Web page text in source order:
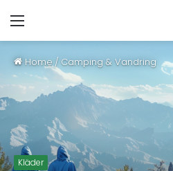
Home / Camping & Vandring
Kläder